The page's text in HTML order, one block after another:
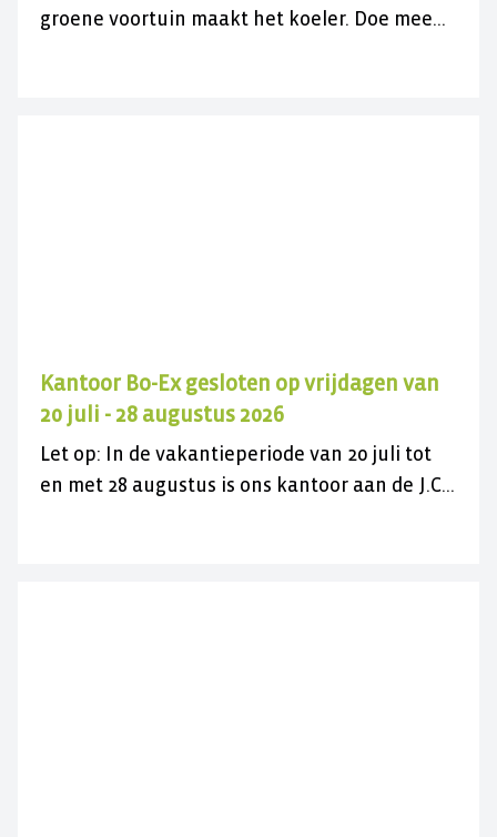
groene voortuin maakt het koeler. Doe mee
Kantoor Bo-Ex gesloten op vrijdagen van
20 juli - 28 augustus 2026
Let op: In de vakantieperiode van 20 juli tot
en met 28 augustus is ons kantoor aan de J.C.